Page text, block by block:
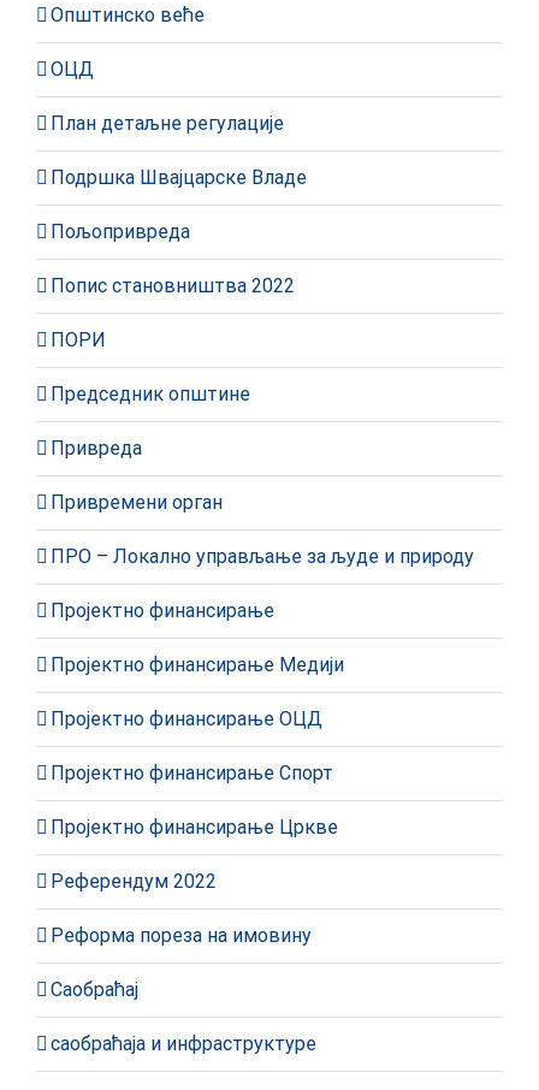
Општинско веће
ОЦД
План детаљне регулације
Подршка Швајцарске Владе
Пољопривреда
Попис становништва 2022
ПОРИ
Председник општине
Привреда
Привремени орган
ПРО – Локално управљање за људе и природу
Пројектно финансирање
Пројектно финансирање Медији
Пројектно финансирање ОЦД
Пројектно финансирање Спорт
Пројектно финансирање Цркве
Референдум 2022
Реформа пореза на имовину
Саобраћај
саобраћаја и инфраструктуре